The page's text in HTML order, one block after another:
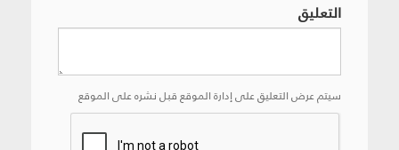
التعليق
سيتم عرض التعليق على إدارة الموقع قبل نشره على الموقع